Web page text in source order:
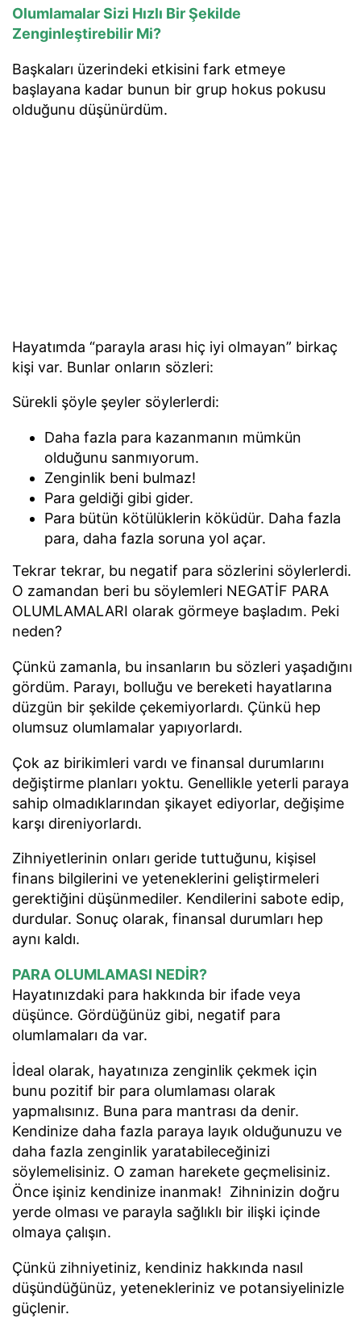
Olumlamalar Sizi Hızlı Bir Şekilde
Zenginleştirebilir Mi?
Başkaları üzerindeki etkisini fark etmeye
başlayana kadar bunun bir grup hokus pokusu
olduğunu düşünürdüm.
Hayatımda “parayla arası hiç iyi olmayan” birkaç
kişi var. Bunlar onların sözleri:
Sürekli şöyle şeyler söylerlerdi:
Daha fazla para kazanmanın mümkün
olduğunu sanmıyorum.
Zenginlik beni bulmaz!
Para geldiği gibi gider.
Para bütün kötülüklerin köküdür. Daha fazla
para, daha fazla soruna yol açar.
Tekrar tekrar, bu negatif para sözlerini söylerlerdi.
O zamandan beri bu söylemleri NEGATİF PARA
OLUMLAMALARI olarak görmeye başladım. Peki
neden?
Çünkü zamanla, bu insanların bu sözleri yaşadığını
gördüm. Parayı, bolluğu ve bereketi hayatlarına
düzgün bir şekilde çekemiyorlardı. Çünkü hep
olumsuz olumlamalar yapıyorlardı.
Çok az birikimleri vardı ve finansal durumlarını
değiştirme planları yoktu. Genellikle yeterli paraya
sahip olmadıklarından şikayet ediyorlar, değişime
karşı direniyorlardı.
Zihniyetlerinin onları geride tuttuğunu, kişisel
finans bilgilerini ve yeteneklerini geliştirmeleri
gerektiğini düşünmediler. Kendilerini sabote edip,
durdular. Sonuç olarak, finansal durumları hep
aynı kaldı.
PARA OLUMLAMASI NEDİR?
Hayatınızdaki para hakkında bir ifade veya
düşünce. Gördüğünüz gibi, negatif para
olumlamaları da var.
İdeal olarak, hayatınıza zenginlik çekmek için
bunu pozitif bir para olumlaması olarak
yapmalısınız. Buna para mantrası da denir.
Kendinize daha fazla paraya layık olduğunuzu ve
daha fazla zenginlik yaratabileceğinizi
söylemelisiniz. O zaman harekete geçmelisiniz.
Önce işiniz kendinize inanmak! ​​ Zihninizin doğru
yerde olması ve parayla sağlıklı bir ilişki içinde
olmaya çalışın.
Çünkü zihniyetiniz, kendiniz hakkında nasıl
düşündüğünüz, yetenekleriniz ve potansiyelinizle
güçlenir.